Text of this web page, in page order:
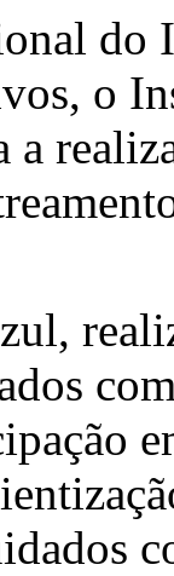
do
o
a